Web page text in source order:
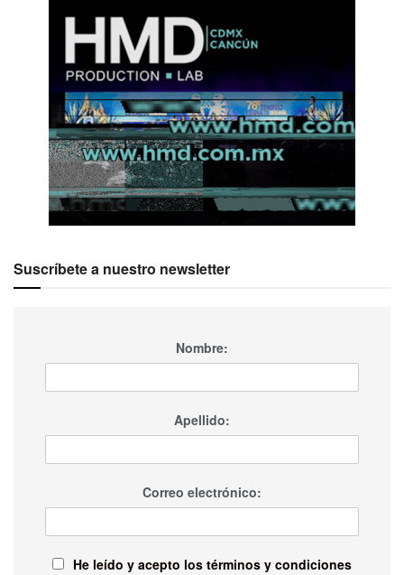
Suscríbete a nuestro newsletter
Nombre:
Apellido:
Correo electrónico:
He leído y acepto los términos y condiciones